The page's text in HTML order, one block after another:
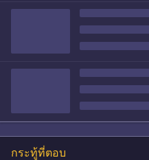
กระทู้ที่ตอบ